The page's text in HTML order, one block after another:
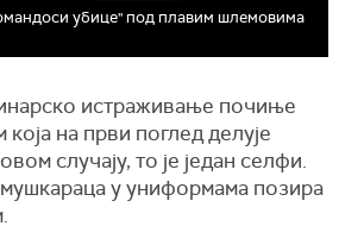
убице" под плавим шлемовима
истраживање почиње
на први поглед делује
случају, то је један селфи.
у униформама позира